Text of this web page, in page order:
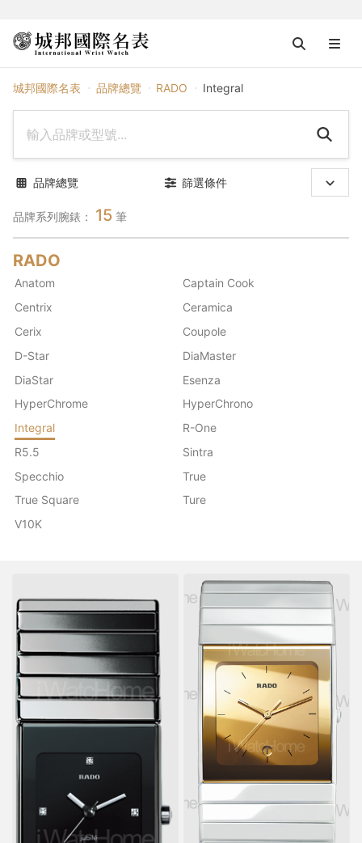
城邦國際名表 品牌總覽 RADO Integral
品牌系列腕錶： 15 筆
品牌總覽 篩選條件
RADO
Anatom
Captain Cook
Centrix
Ceramica
Cerix
Coupole
D-Star
DiaMaster
DiaStar
Esenza
HyperChrome
HyperChrono
Integral
R-One
R5.5
Sintra
Specchio
True
True Square
Ture
V10K